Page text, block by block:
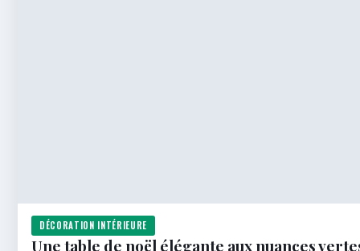
DÉCORATION INTÉRIEURE
Une table de noël élégante aux nuances